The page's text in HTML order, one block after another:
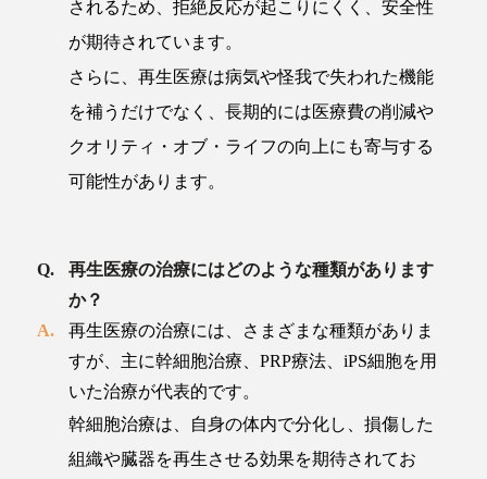
されるため、拒絶反応が起こりにくく、安全性
が期待されています。
さらに、再生医療は病気や怪我で失われた機能
を補うだけでなく、長期的には医療費の削減や
クオリティ・オブ・ライフの向上にも寄与する
可能性があります。
再生医療の治療にはどのような種類があります
か？
再生医療の治療には、さまざまな種類がありま
すが、主に幹細胞治療、PRP療法、iPS細胞を用
いた治療が代表的です。
幹細胞治療は、自身の体内で分化し、損傷した
組織や臓器を再生させる効果を期待されてお